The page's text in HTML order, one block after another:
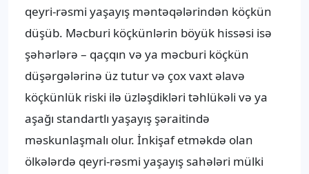
qeyri-rəsmi yaşayış məntəqələrindən köçkün
düşüb. Məcburi köçkünlərin böyük hissəsi isə
şəhərlərə – qaçqın və ya məcburi köçkün
düşərgələrinə üz tutur və çox vaxt əlavə
köçkünlük riski ilə üzləşdikləri təhlükəli və ya
aşağı standartlı yaşayış şəraitində
məskunlaşmalı olur. İnkişaf etməkdə olan
ölkələrdə qeyri-rəsmi yaşayış sahələri mülki